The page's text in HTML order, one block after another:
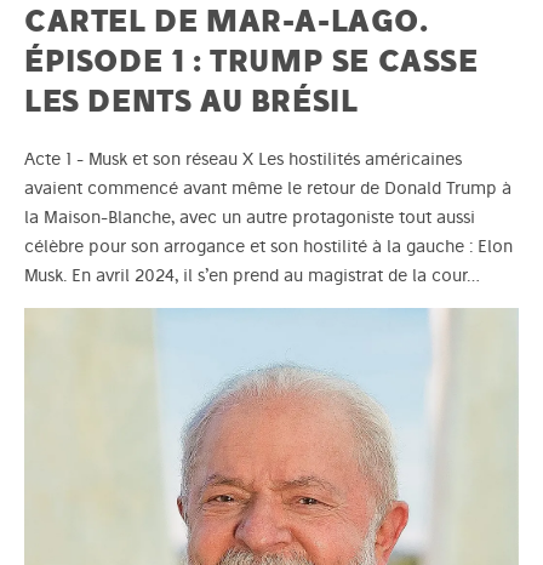
CARTEL DE MAR-A-LAGO.
ÉPISODE 1 : TRUMP SE CASSE
LES DENTS AU BRÉSIL
Acte 1 - Musk et son réseau X Les hostilités américaines
avaient commencé avant même le retour de Donald Trump à
la Maison-Blanche, avec un autre protagoniste tout aussi
célèbre pour son arrogance et son hostilité à la gauche : Elon
Musk. En avril 2024, il s’en prend au magistrat de la cour…